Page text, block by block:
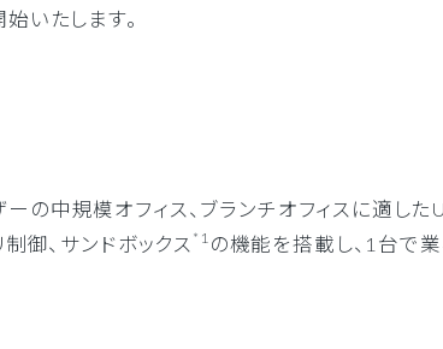
ストの削減と運用の効率化
いたします。
規模オフィス、ブランチオフィスに適した
御、サンドボックス *1 の機能を搭載し、1台で